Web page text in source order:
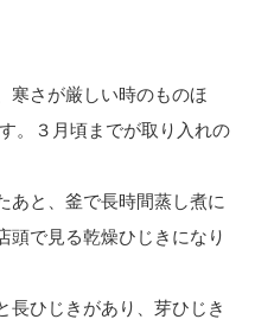
寒さが厳しい時のものほ
。３月頃までが取り入れの
あと、釜で長時間蒸し煮に
頭で見る乾燥ひじきになり
長ひじきがあり、芽ひじき